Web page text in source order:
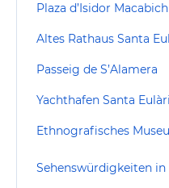
Plaza d’Isidor Macabich
Passeig de S’Alamera